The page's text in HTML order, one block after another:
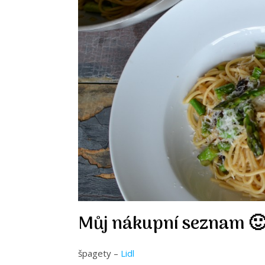
Můj nákupní seznam
špagety – Lidl